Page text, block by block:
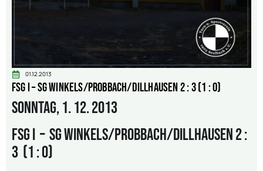
01.12.2013
FSG I – SG Winkels/Probbach/Dillhausen 2 : 3 (1 : 0)
Sonntag, 1. 12. 2013
FSG I – SG Winkels/Probbach/Dillhausen 2 :
3 (1 : 0)